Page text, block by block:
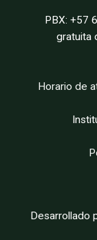
PBX: +57
gratuita
Horario de
Desarrollado